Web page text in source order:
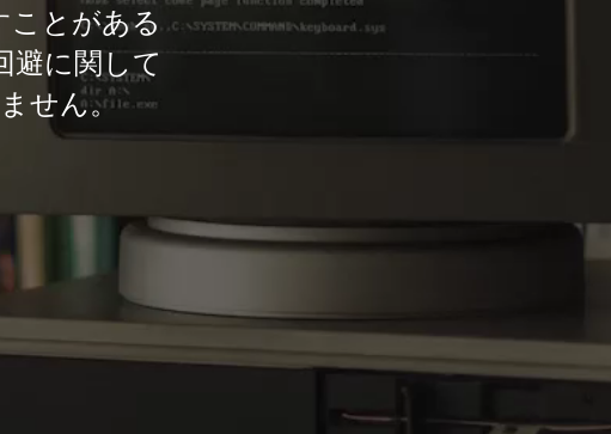
ことがある
避に関して
せん。